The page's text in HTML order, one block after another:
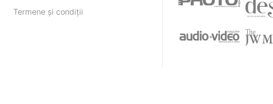
Termene și condiții